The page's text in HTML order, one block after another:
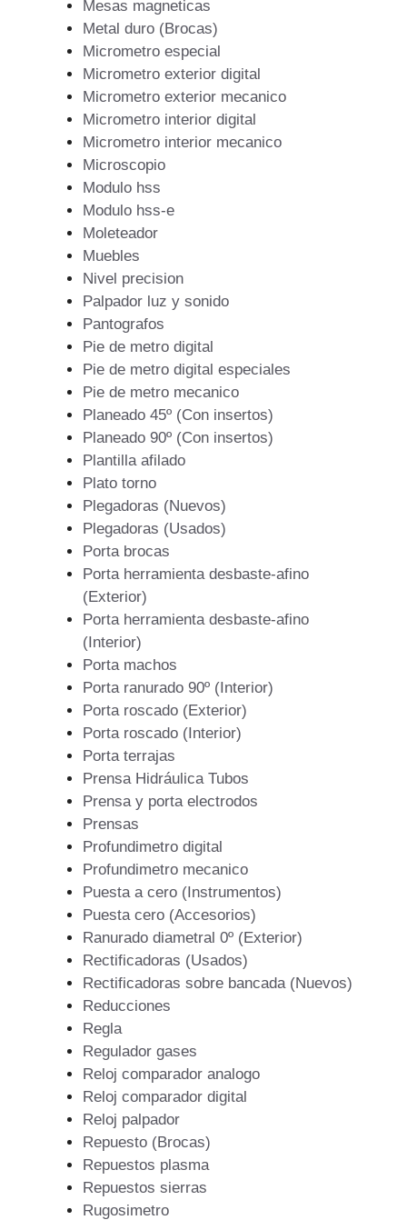
Mesas magneticas
Metal duro (Brocas)
Micrometro especial
Micrometro exterior digital
Micrometro exterior mecanico
Micrometro interior digital
Micrometro interior mecanico
Microscopio
Modulo hss
Modulo hss-e
Moleteador
Muebles
Nivel precision
Palpador luz y sonido
Pantografos
Pie de metro digital
Pie de metro digital especiales
Pie de metro mecanico
Planeado 45º (Con insertos)
Planeado 90º (Con insertos)
Plantilla afilado
Plato torno
Plegadoras (Nuevos)
Plegadoras (Usados)
Porta brocas
Porta herramienta desbaste-afino
(Exterior)
Porta herramienta desbaste-afino
(Interior)
Porta machos
Porta ranurado 90º (Interior)
Porta roscado (Exterior)
Porta roscado (Interior)
Porta terrajas
Prensa Hidráulica Tubos
Prensa y porta electrodos
Prensas
Profundimetro digital
Profundimetro mecanico
Puesta a cero (Instrumentos)
Puesta cero (Accesorios)
Ranurado diametral 0º (Exterior)
Rectificadoras (Usados)
Rectificadoras sobre bancada (Nuevos)
Reducciones
Regla
Regulador gases
Reloj comparador analogo
Reloj comparador digital
Reloj palpador
Repuesto (Brocas)
Repuestos plasma
Repuestos sierras
Rugosimetro